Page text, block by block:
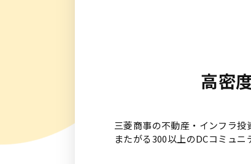
高密
三菱商事の不動産・インフラ
またがる300以上のDCコミュ